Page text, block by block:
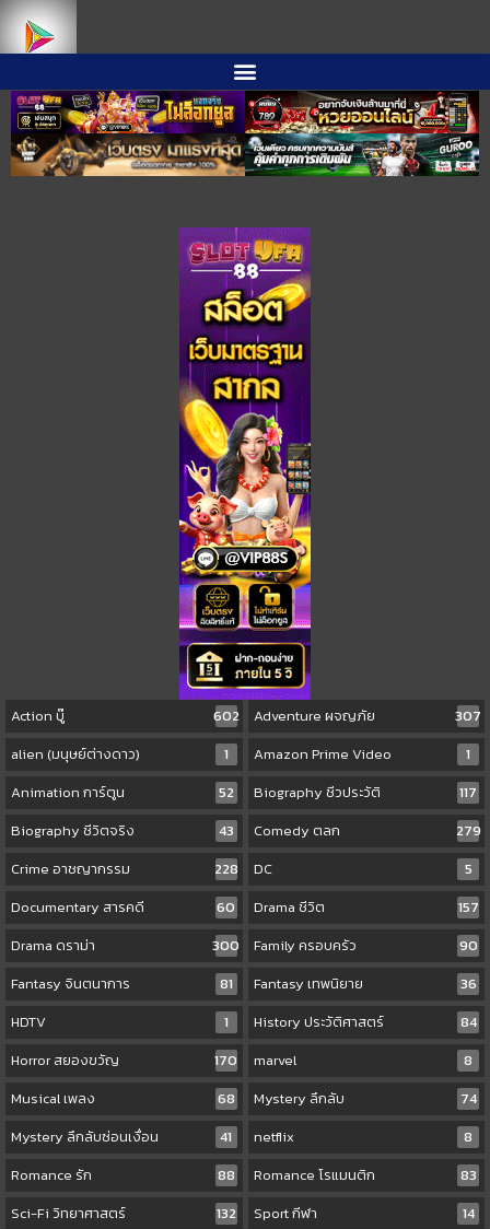
Action บู๊ 602 Adventure ผจญภัย
307
alien (มนุษย์ต่างดาว)
1 Amazon Prime Video
1
Animation การ์ตูน
52 Biography ชีวประวัติ
117
Biography ชีวิตจริง
43 Comedy ตลก
279
Crime อาชญากรรม
228 DC
5
Documentary สารคดี
60 Drama ชีวิต
157
Drama ดราม่า
300 Family ครอบครัว
90
Fantasy จินตนาการ
81 Fantasy เทพนิยาย
36
HDTV
1 History ประวัติศาสตร์
84
Horror สยองขวัญ
170 marvel
8
Musical เพลง
68 Mystery ลึกลับ
74
Mystery ลึกลับซ่อนเงื่อน
41 netflix
8
Romance รัก
88 Romance โรแมนติก
83
Sci-Fi วิทยาศาสตร์
132 Sport กีฬา
14